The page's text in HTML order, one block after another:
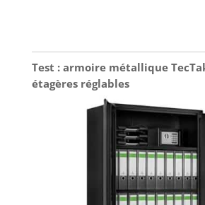
Test : armoire métallique
étagères réglables